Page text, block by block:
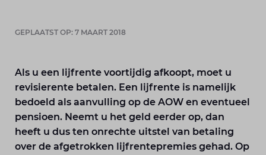
GEPLAATST OP: 7 MAART 2018
Als u een lijfrente voortijdig afkoopt, moet u
revisierente betalen. Een lijfrente is namelijk
bedoeld als aanvulling op de AOW en eventueel
pensioen. Neemt u het geld eerder op, dan
heeft u dus ten onrechte uitstel van betaling
over de afgetrokken lijfrentepremies gehad. Op